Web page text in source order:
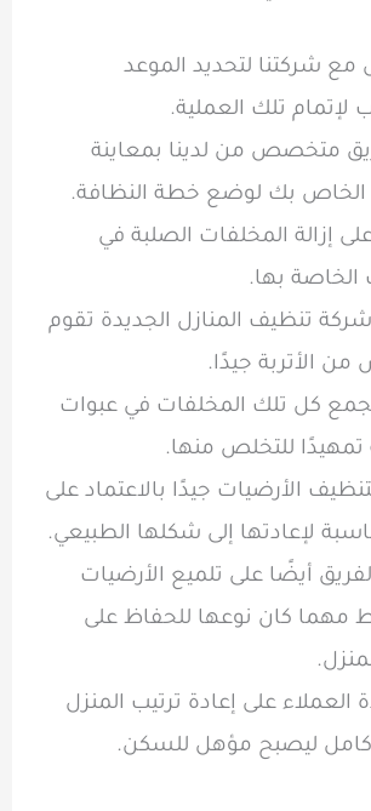
مع شركتنا لتحديد الموعد
لإتمام تلك العملية.
متخصص من لدينا بمعاينة
الخاص بك لوضع خطة النظافة.
إزالة المخلفات الصلبة في
الخاصة بها.
تنظيف المنازل الجديدة تقوم
من الأتربة جيدًا.
بجمع كل تلك المخلفات في عبوات
تمهيدًا للتخلص منها.
الأرضيات جيدًا بالاعتماد على
لإعادتها إلى شكلها الطبيعي.
أيضًا على تلميع الأرضيات
مهما كان نوعها للحفاظ على
على إعادة ترتيب المنزل
ليصبح مؤهل للسكن.